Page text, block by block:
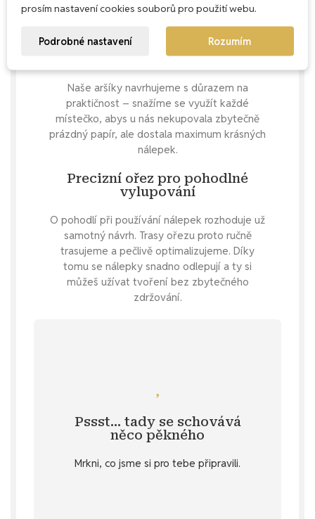
Každý milimetr má smysl
Naše aršíky navrhujeme s důrazem na
praktičnost – snažíme se využít každé
místečko, abys u nás nekupovala zbytečně
prázdný papír, ale dostala maximum krásných
nálepek.
Precizní ořez pro pohodlné
vylupování
O pohodlí při používání nálepek rozhoduje už
samotný návrh. Trasy ořezu proto ručně
trasujeme a pečlivě optimalizujeme. Díky
tomu se nálepky snadno odlepují a ty si
můžeš užívat tvoření bez zbytečného
zdržování.
Pssst… tady se schovává
něco pěkného
Mrkni, co jsme si pro tebe připravili.
stažení
u vybraných produktů v záložce
Specifikace. 💌 Nebo bys ráda další
prosím nastavení cookies souborů pro použití webu.
Podrobné nastavení Rozumím